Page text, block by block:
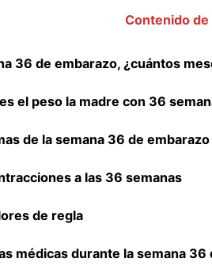
Contenido
36 de embarazo, ¿cuántos
el peso la madre con 36
de la semana 36 de embarazo
a las 36 semanas
de regla
médicas durante la semana 36